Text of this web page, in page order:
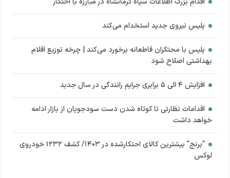
پلیس نیروی جدید استخدام می‌کند
پلیس با محتکران قاطعانه برخورد می‌کند | چرخه توزیع اقلام
بهداشتی اصلاح شود
افزایش ۴ الی ۵ برابری جرایم رانندگی در سال جدید
اقدامات نظارتی تا کوتاه شدن دست سودجویان از بازار ادامه
خواهد داشت
"برنج" بیشترین کالای احتکارشده در ۱۴۰۳/ کشف ۱۲۳۲ خودروی
لوکس